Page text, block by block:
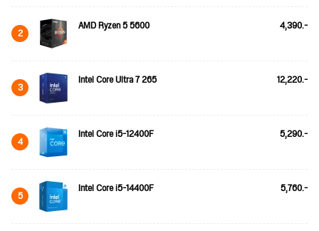
2 AMD Ryzen 5 5600 4,390.-
3 Intel Core Ultra 7 265 12,220.-
4 Intel Core i5-12400F 5,290.-
5 Intel Core i5-14400F 5,760.-